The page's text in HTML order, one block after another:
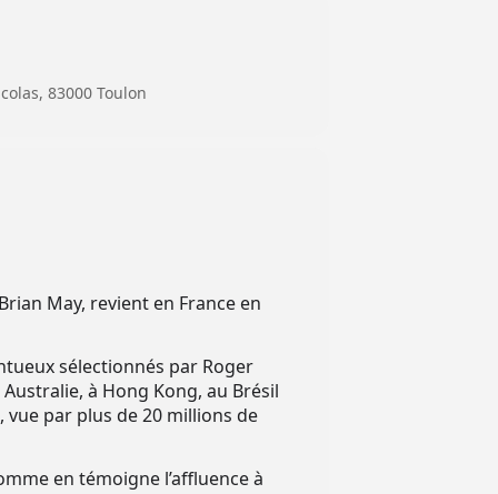
83000 Toulon
May, revient en France en
sélectionnés par Roger
à Hong Kong, au Brésil
vue par plus de 20 millions de
en témoigne l’affluence à